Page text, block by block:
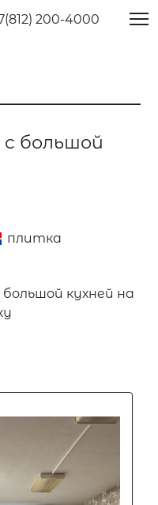
200-4000
большой
плитка
кухней на